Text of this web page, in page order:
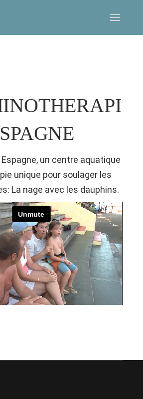
un centre aquatique
unique pour soulager les
La nage avec les dauphins.